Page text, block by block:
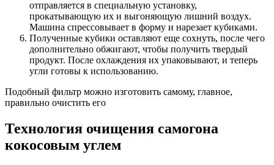
отправляется в специальную установку,
прокатывающую их и выгоняющую лишний воздух.
Машина спрессовывает в форму и нарезает кубиками.
Полученные кубики оставляют еще сохнуть, после чего
дополнительно обжигают, чтобы получить твердый
продукт. После охлаждения их упаковывают, и теперь
угли готовы к использованию.
Подобный фильтр можно изготовить самому, главное,
правильно очистить его
Технология очищения самогона
кокосовым углем